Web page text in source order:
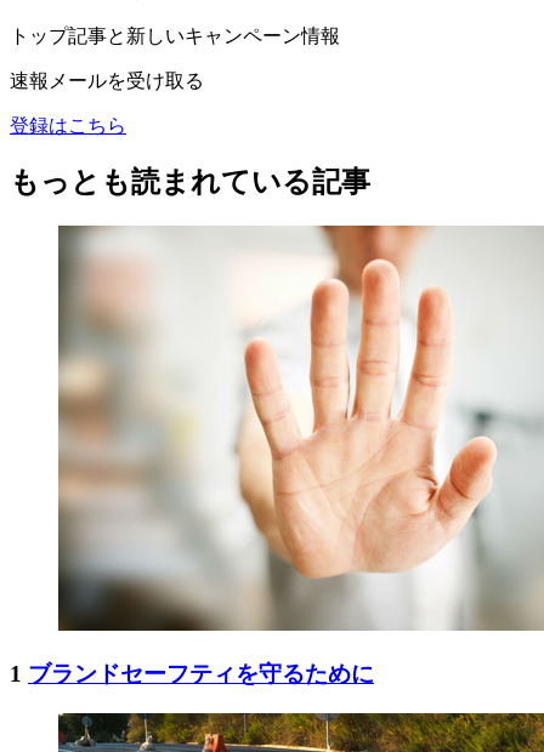
トップ記事と新しいキャンペーン情報
速報メールを受け取る
登録はこちら
もっとも読まれている記事
1 ブランドセーフティを守るために